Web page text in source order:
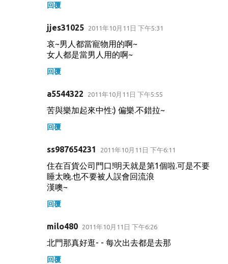
回覆
jjes31025 2011年10月11日 下午5:31
哀~男人都當寵物用的啊~
女人都是當男人用的啊~
回覆
a5544322 2011年10月11日 下午5:55
苦與樂加起來中性:) 偏樂.不錯拉~
回覆
ss987654231 2011年10月11日 下午6:11
住在百貨公司門口!明天就是第1個啦.可是不要
睡太晚.也不要被人誤會回流浪
漢噢~
回覆
milo480 2011年10月11日 下午6:26
北門那真好逛- - 每次出去都是去那
回覆